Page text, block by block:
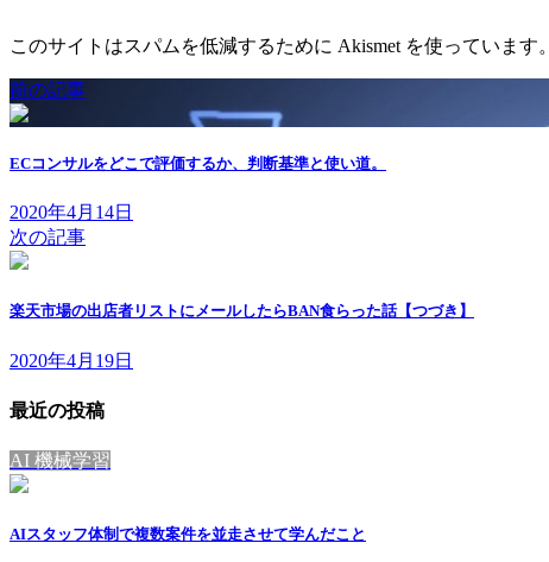
このサイトはスパムを低減するために Akismet を使っています。
前の記事
ECコンサルをどこで評価するか、判断基準と使い道。
2020年4月14日
次の記事
楽天市場の出店者リストにメールしたらBAN食らった話【つづき】
2020年4月19日
最近の投稿
AI 機械学習
AIスタッフ体制で複数案件を並走させて学んだこと